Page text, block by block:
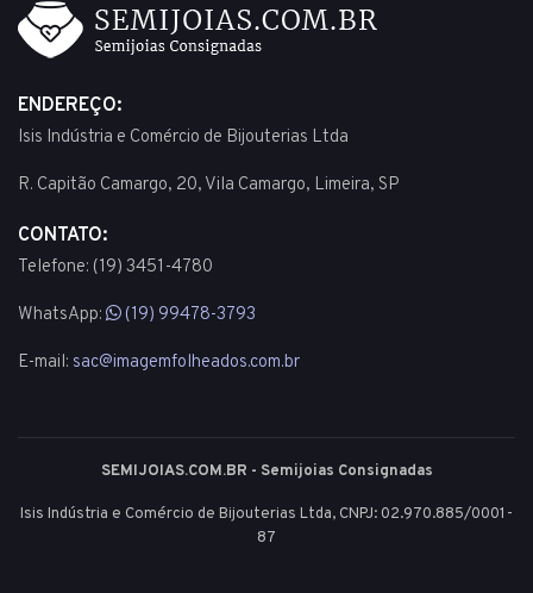
ENDEREÇO:
Isis Indústria e Comércio de Bijouterias Ltda
R. Capitão Camargo, 20, Vila Camargo, Limeira, SP
CONTATO:
Telefone: (19) 3451-4780
WhatsApp: (19) 99478-3793
E-mail: sac@imagemfolheados.com.br
SEMIJOIAS.COM.BR - Semijoias Consignadas
Isis Indústria e Comércio de Bijouterias Ltda, CNPJ: 02.970.885/0001-
87